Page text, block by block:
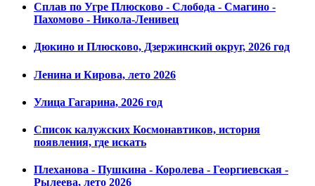
Сплав по Угре Плюсково - Слобода - Смагино -
Пахомово - Никола-Ленивец
Дюкино и Плюсково, Дзержинский округ, 2026 год
Ленина и Кирова, лето 2026
Улица Гагарина, 2026 год
Список калужских Космонавтиков, история
появления, где искать
Плеханова - Пушкина - Королева - Георгиевская -
Рылеева, лето 2026